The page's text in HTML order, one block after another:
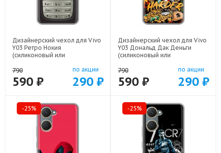
Дизайнерский чехол для Vivo
Y03 Ретро Нокия
(силиконовый или
арт: 83104-21930
790
590 ₽
по акции
290 ₽
Дизайнерский чехол для Vivo
Y03 Дональд Дак Деньги
(силиконовый или
арт: 83104-22137
790
590 ₽
по акции
290 ₽
-25% -25%